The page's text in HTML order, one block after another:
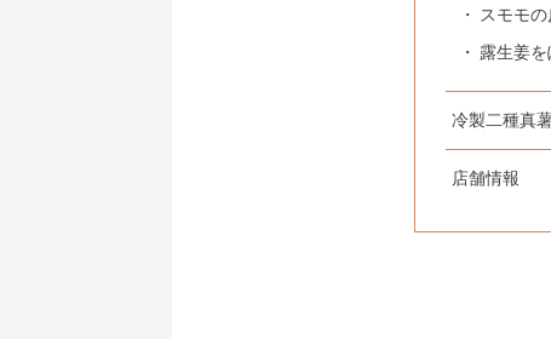
スモモ
露生姜
冷製二種真
店舗情報